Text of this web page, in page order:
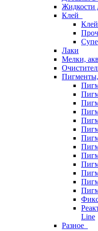
Жидкости
Клей
Лаки
Мелки,
Line
Разное